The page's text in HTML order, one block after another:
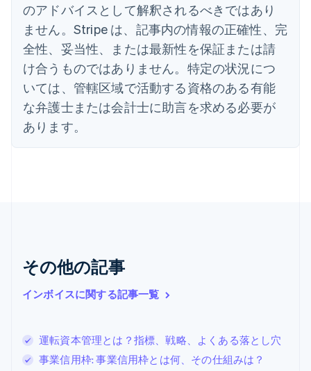
のアドバイスとして解釈されるべきではあり
ません。Stripe は、記事内の情報の正確性、完
全性、妥当性、または最新性を保証または請
け合うものではありません。特定の状況につ
いては、管轄区域で活動する資格のある有能
な弁護士または会計士に助言を求める必要が
あります。
その他の記事
インボイスに関する記事一覧
運転資本管理とは？指標、戦略、よくある落とし穴
事業信用枠: 事業信用枠とは何、その仕組みは？
インド
English
エストニア
English
オーストラリア
English
オーストリア
Deutsch English
オランダ
Nederlands
ジブラルタル
English
シンガポール
English 简体中文
スウェーデン
SvenskaEnglish